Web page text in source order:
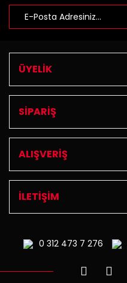
ÜYELİK
SİPARİŞ
ALIŞVERİŞ
İLETİŞİM
0 312473 7 276